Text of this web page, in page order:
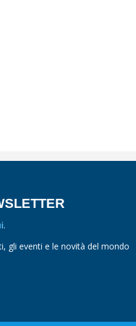
.
gli eventi e le novità del mondo